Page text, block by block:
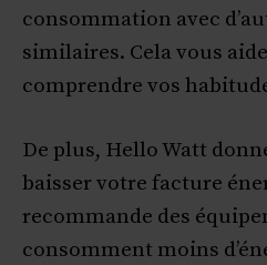
consommation avec
similaires. Cela vous
comprendre vos
De plus, Hello Watt
baisser votre facture
recommande des
consomment moins